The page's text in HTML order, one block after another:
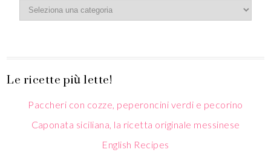
Le ricette più lette!
Paccheri con cozze, peperoncini verdi e pecorino
Caponata siciliana, la ricetta originale messinese
English Recipes